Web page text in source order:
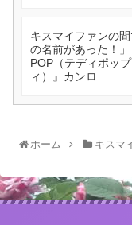
キスマイファンの
の名前があった！
POP（テディポッ
ィ）』カンロ
ホーム キスマ